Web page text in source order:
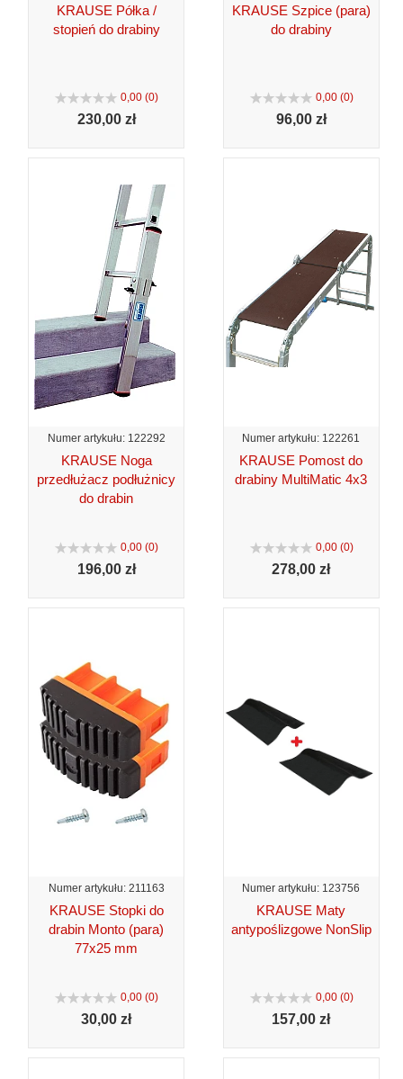
KRAUSE Półka /
stopień do drabiny
0,00 (0)
230,00 zł
KRAUSE Szpice (para)
do drabiny
0,00 (0)
96,00 zł
Numer artykułu: 122292
KRAUSE Noga
przedłużacz podłużnicy
do drabin
0,00 (0)
196,00 zł
Numer artykułu: 122261
KRAUSE Pomost do
drabiny MultiMatic 4x3
0,00 (0)
278,00 zł
Numer artykułu: 211163
KRAUSE Stopki do
drabin Monto (para)
77x25 mm
0,00 (0)
30,00 zł
Numer artykułu: 123756
KRAUSE Maty
antypoślizgowe NonSlip
0,00 (0)
157,00 zł